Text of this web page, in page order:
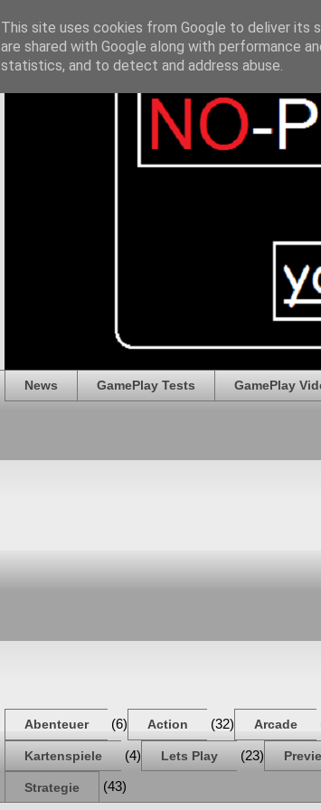
News GamePlay Tests GamePlay
Abenteuer (6) Action (32) Arcade
Kartenspiele (4) Lets Play (23)
Strategie (43)
This site uses cookies from Google to deliver its
are shared with Google along with performance
statistics, and to detect and address abuse.